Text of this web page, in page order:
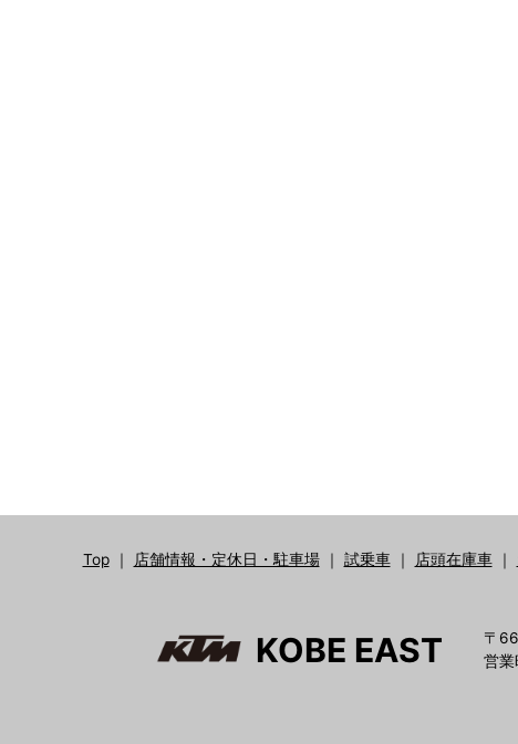
Top｜ 店舗情報・定休日・駐車場｜ 試乗車｜ 店頭在庫車｜
KOBE EAST 〒
営